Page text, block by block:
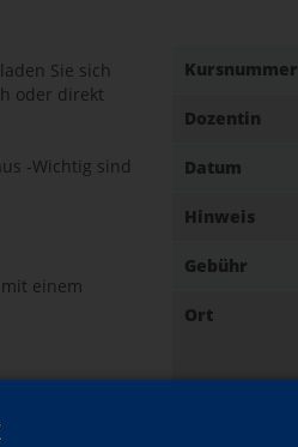
Kursnummer
Dozentin
Datum
Hinweis
Gebühr
Ort
Sie sich
oder direkt
-Wichtig sind
einem
Formular